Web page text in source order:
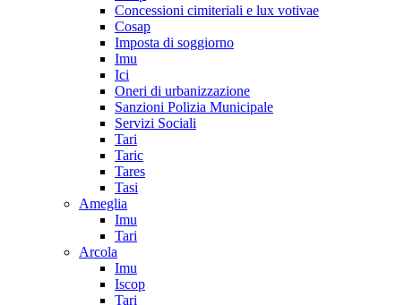
Concessioni cimiteriali e lux votivae
Cosap
Imposta di soggiorno
Imu
Ici
Oneri di urbanizzazione
Sanzioni Polizia Municipale
Servizi Sociali
Tari
Taric
Tares
Tasi
Ameglia
Imu
Tari
Arcola
Imu
Iscop
Tari